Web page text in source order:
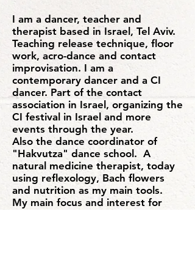
I am a dancer, teacher and
therapist based in Israel, Tel Aviv.
Teaching release technique, floor
work, acro-dance and contact
improvisation. I am a
contemporary dancer and a CI
dancer. Part of the contact
association in Israel, organizing the
CI festival in Israel and more
events through the year.
Also the dance coordinator of
"Hakvutza" dance school. A
natural medicine therapist, today
using reflexology, Bach flowers
and nutrition as my main tools.
My main focus and interest for